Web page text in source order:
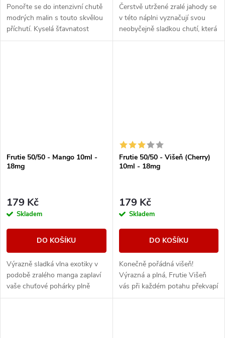
Ponořte se do intenzivní chutě
modrých malin s touto skvělou
příchutí. Kyselá šťavnatost
malin zde zdůrazňuje chladivý
Čerstvě utržené zralé jahody se
v této náplni vyznačují svou
neobyčejně sladkou chutí, která
vás nadchne a nebudete moci
Frutie 50/50 - Mango 10ml -
18mg
179 Kč
Skladem
DO KOŠÍKU
Výrazně sladká vlna exotiky v
podobě zralého manga zaplaví
vaše chuťové pohárky plně
ovocnou příchutí.
Frutie 50/50 - Višeň (Cherry)
10ml - 18mg
179 Kč
Skladem
DO KOŠÍKU
Konečně pořádná višeň!
Výrazná a plná, Frutie Višeň
vás při každém potahu překvapí
svou intenzivní a věrnou chutí,